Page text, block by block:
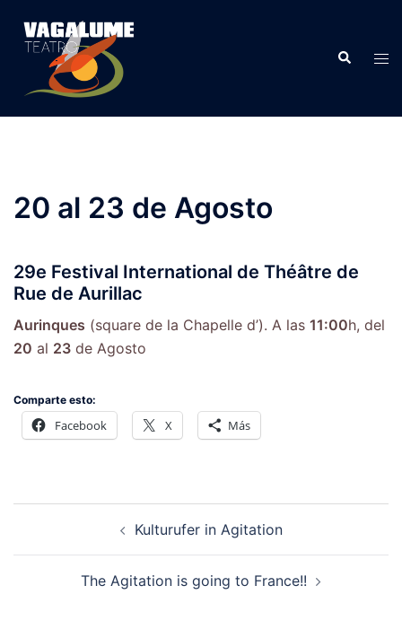
20 al 23 de Agosto
29e Festival International de Théâtre de
Rue de Aurillac
Aurinques (square de la Chapelle d’). A las 11:00h, del
20 al 23 de Agosto
Comparte esto:
Facebook X Más
Kulturufer in Agitation
The Agitation is going to France!!